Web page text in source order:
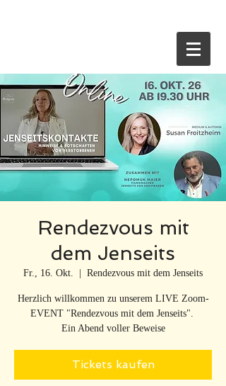
Rendezvous mit
dem Jenseits
Fr., 16. Okt. Rendezvous mit dem Jenseits
Herzlich willkommen zu unserem LIVE Zoom-
EVENT "Rendezvous mit dem Jenseits".
Ein Abend voller Beweise
Tickets kaufen